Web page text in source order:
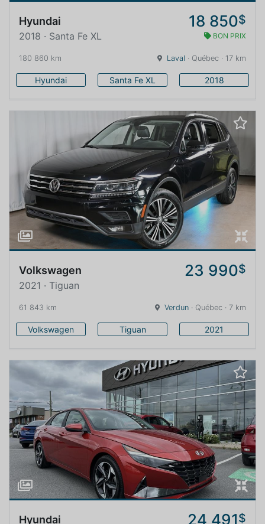
Hyundai 18 850$
2018 · Santa Fe XL BON PRIX
180 860 km Laval · Québec · 17 km
Hyundai Santa Fe XL 2018
Volkswagen 23 990$
2021 · Tiguan
61 843 km Verdun · Québec · 7 km
Volkswagen Tiguan 2021
Hyundai 24 491$